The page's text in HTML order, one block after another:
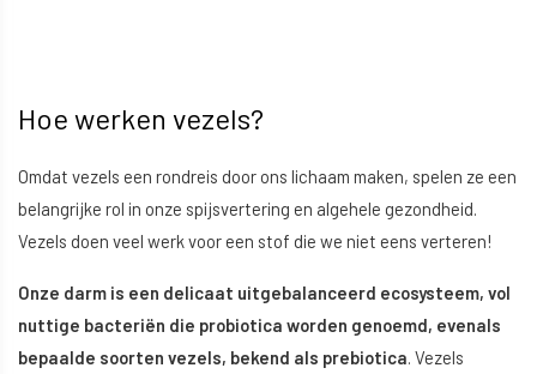
Hoe werken vezels?
Omdat vezels een rondreis door ons lichaam maken, spelen ze een
belangrijke rol in onze spijsvertering en algehele gezondheid.
Vezels doen veel werk voor een stof die we niet eens verteren!
Onze darm is een delicaat uitgebalanceerd ecosysteem, vol
nuttige bacteriën die probiotica worden genoemd, evenals
bepaalde soorten vezels, bekend als prebiotica . Vezels